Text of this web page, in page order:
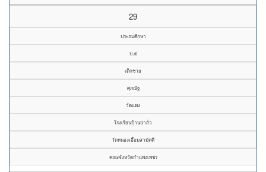
29
ประถมศึกษา
ป.๕
เด็กชาย
ศุภณัฐ
วัดแพง
โรงเรียนบ้านป่าถั่ว
วัดหนองเอื้อมสามัคคี
คณะจังหวัดกำแพงเพชร